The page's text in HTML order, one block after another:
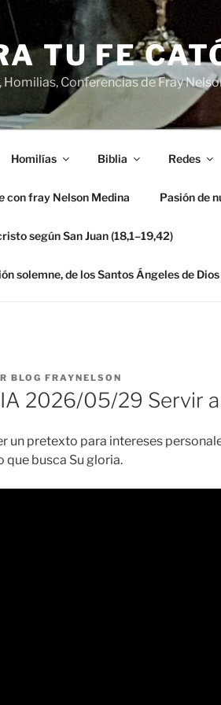
TU FE
Conferencias de Fray
Homilías Biblia Redes
con fray Nelson Medina Pasión de
según San Juan (18,1–19,42)
solemne, de los Santos Ángeles de Dios
BLOG FRAYNELSON
2026/05/29 Servir
un pretexto para intereses
que busca Su gloria.